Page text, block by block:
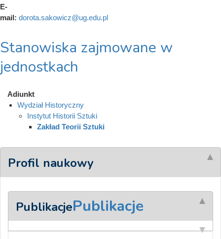
E-
mail: dorota.sakowicz@ug.edu.pl
Stanowiska zajmowane w
jednostkach
Adiunkt
Wydział Historyczny
Instytut Historii Sztuki
Zakład Teorii Sztuki
Profil naukowy
PublikacjePublikacje